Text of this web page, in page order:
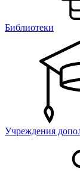
Библиотеки
Учреждения